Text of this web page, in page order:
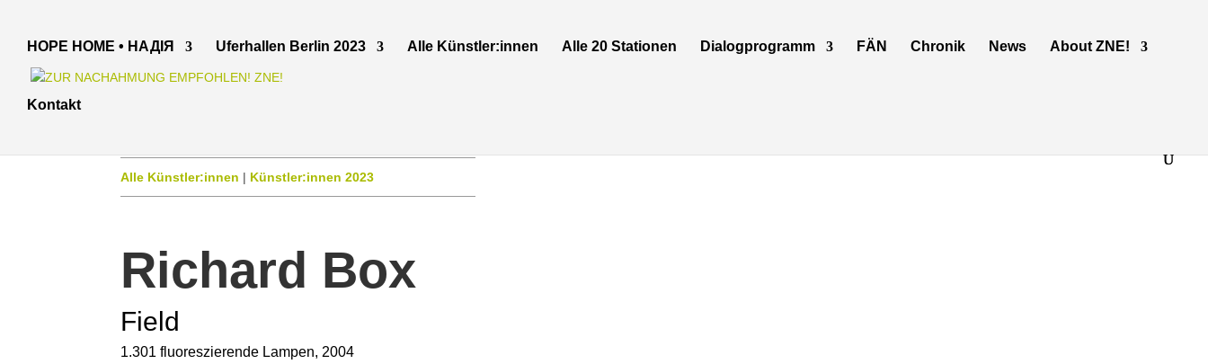
HOPE HOME • НАДІЯ Uferhallen Berlin 2023 Alle Künstler:innen Alle 20 Stationen Dialogprogramm FÄN Chronik News About ZNE!
Kontakt
Alle Künstler:innen | Künstler:innen 2023
Richard Box
Field
1.301 fluoreszierende Lampen, 2004